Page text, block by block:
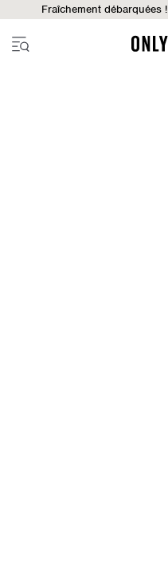
Fraîchement débarquées